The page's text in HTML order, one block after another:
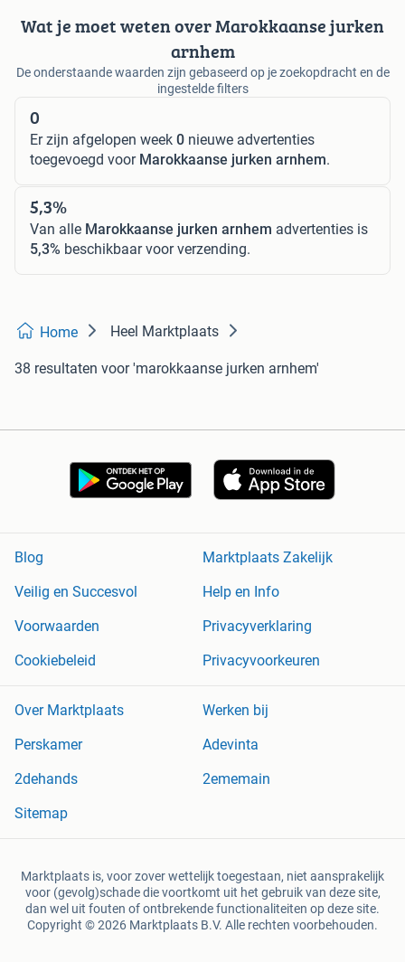
Wat je moet weten over Marokkaanse jurken
arnhem
De onderstaande waarden zijn gebaseerd op je zoekopdracht en de
ingestelde filters
0
Er zijn afgelopen week 0 nieuwe advertenties
toegevoegd voor Marokkaanse jurken arnhem.
5,3%
Van alle Marokkaanse jurken arnhem advertenties is
5,3% beschikbaar voor verzending.
Home Heel Marktplaats
38 resultaten voor 'marokkaanse jurken arnhem'
Blog
Marktplaats Zakelijk
Veilig en Succesvol
Help en Info
Voorwaarden
Privacyverklaring
Cookiebeleid
Privacyvoorkeuren
Over Marktplaats
Werken bij
Perskamer
Adevinta
2dehands
2ememain
Sitemap
Marktplaats is, voor zover wettelijk toegestaan, niet aansprakelijk
voor (gevolg)schade die voortkomt uit het gebruik van deze site,
dan wel uit fouten of ontbrekende functionaliteiten op deze site.
Copyright © 2026 Marktplaats B.V. Alle rechten voorbehouden.